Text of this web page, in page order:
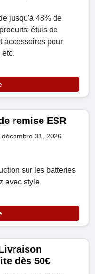
jusqu'à 48% de
étuis de
accessoires pour
etc.
remise ESR
décembre 31, 2026
sur les batteries
avec style
dès 50€